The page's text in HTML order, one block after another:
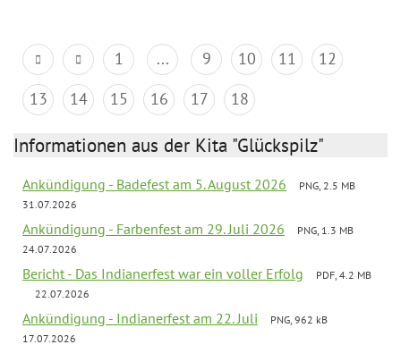
1 ... 9 10 11
12
13
14 15 16 17 18
Informationen aus der Kita "Glückspilz"
Ankündigung - Badefest am 5. August 2026
PNG, 2.5 MB
31.07.2026
Ankündigung - Farbenfest am 29. Juli 2026
PNG, 1.3 MB
24.07.2026
Bericht - Das Indianerfest war ein voller Erfolg
PDF, 4.2 MB
22.07.2026
Ankündigung - Indianerfest am 22. Juli
PNG, 962 kB
17.07.2026